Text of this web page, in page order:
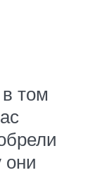
том
они